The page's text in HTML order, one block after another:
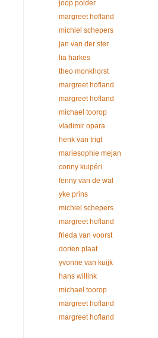
joop polder
margreet hofland
michiel schepers
jan van der ster
lia harkes
theo monkhorst
margreet hofland
margreet hofland
michael toorop
vladimir opara
henk van trigt
mariesophie mejan
conny kuipéri
fenny van de wal
yke prins
michiel schepers
margreet hofland
frieda van voorst
dorien plaat
yvonne van kuijk
hans willink
michael toorop
margreet hofland
margreet hofland